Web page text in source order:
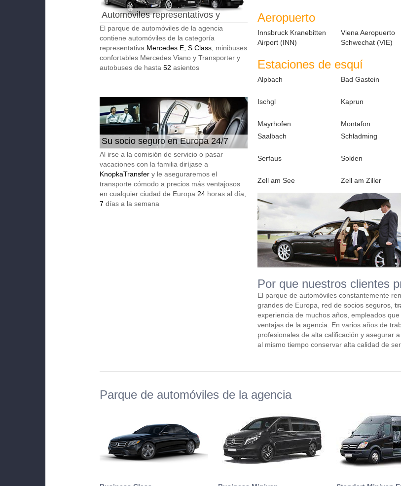
Automóviles representativos y
autobuses
El parque de automóviles de la agencia
contiene automóviles de la categoría
representativa Mercedes E, S Class , minibuses
confortables Mercedes Viano y Transporter y
autobuses de hasta 52 asientos
Su socio seguro en Europa 24/7
Al irse a la comisión de servicio o pasar
vacaciones con la familia diríjase a
KnopkaTransfer y le aseguraremos el
transporte cómodo a precios más ventajosos
en cualquier ciudad de Europa 24 horas al día,
7 días a la semana
Aeropuerto
Innsbruck Kranebitten
Airport (INN)
Viena Aeropuerto
Schwechat (VIE)
Estaciones de esquí
Alpbach Bad Gastein
Ischgl Kaprun
Mayrhofen Montafon
Saalbach
Schladming
Serfaus Solden
Zell am See
Zell am Ziller
Por que nuestros clientes
El parque de automóviles constantemente
grandes de Europa, red de socios seguros,
experiencia de muchos años, empleados
ventajas de la agencia. En varios años de
profesionales de alta calificación y asegurar
al mismo tiempo conservar alta calidad de
Parque de automóviles de la agencia